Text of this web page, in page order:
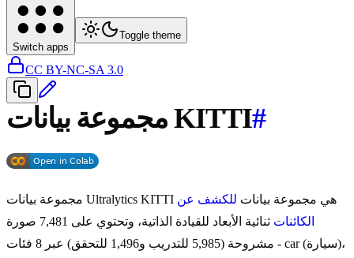
Switch apps
Toggle theme
CC BY-NC-SA 3.0
مجموعة بيانات KITTI#
مجموعة بيانات Ultralytics KITTI هي مجموعة بيانات للكشف عن
الكائنات
ثنائية الأبعاد للقيادة الذاتية، وتحتوي على 7,481 صورة
مشروحة (5,985 للتدريب و1,496 للتحقق) عبر 8 فئات - car (سيارة)،